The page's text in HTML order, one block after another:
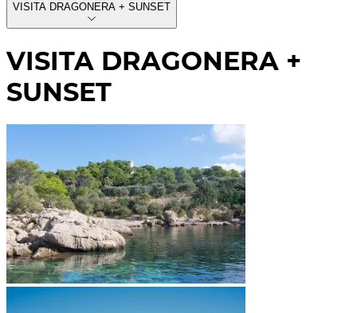
VISITA DRAGONERA + SUNSET
VISITA DRAGONERA +
SUNSET